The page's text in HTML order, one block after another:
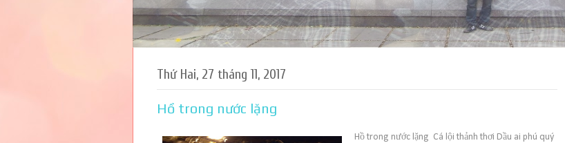
Nguyen Binh
Chào mừng các bạn đã đến thăm www.nguyendinhbinh.com !
Thứ Hai, 27 tháng 11, 2017
Hồ trong nước lặng
Hồ trong nước lặng Cá lội thảnh thơi Dầu ai phú quý